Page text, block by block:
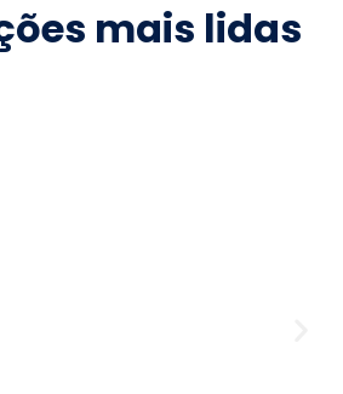
mais lidas